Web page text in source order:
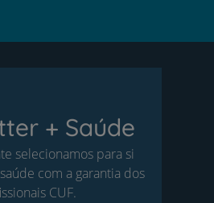
+ Saúde
selecionamos para si
com a garantia dos
CUF.